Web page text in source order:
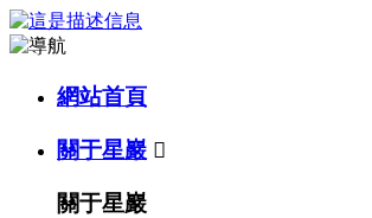
網站首頁
關于星巖 
關于星巖